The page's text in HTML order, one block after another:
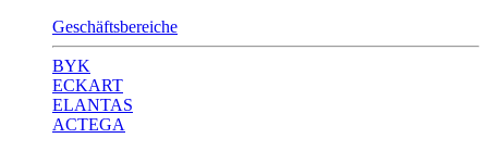
Geschäftsbereiche
BYK
ECKART
ELANTAS
ACTEGA